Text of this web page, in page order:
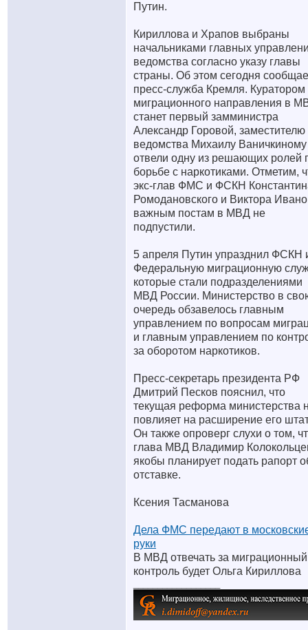
Путин.
Кириллова и Храпов выбраны
начальниками главных
ведомства согласно указу главы
страны. Об этом сегодня
пресс-служба Кремля. Куратором
миграционного направления в
станет первый замминистра
Александр Горовой, заместителю
ведомства Михаилу Ваничкиному
отвели одну из решающих ролей
борьбе с наркотиками. Отметим,
экс-глав ФМС и ФСКН
Ромодановского и Виктора
важным постам в МВД не
подпустили.
5 апреля Путин упразднил ФСКН
Федеральную миграционную
которые стали подразделениями
МВД России. Министерство в
очередь обзавелось главным
управлением по вопросам
и главным управлением по
за оборотом наркотиков.
Пресс-секретарь президента РФ
Дмитрий Песков пояснил, что
текущая реформа министерства
повлияет на расширение его
Он также опроверг слухи о том,
глава МВД Владимир
якобы планирует подать рапорт
отставке.
Ксения Тасманова
Дела ФМС передают в
руки
В МВД отвечать за миграционный
контроль будет Ольга Кириллова